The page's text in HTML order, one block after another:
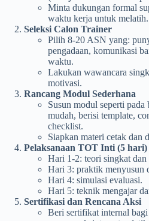
Minta dukungan formal
waktu kerja untuk melatih.
Seleksi Calon Trainer
Pilih 8-20 ASN yang:
pengadaan, komunikasi
waktu.
Lakukan wawancara
motivasi.
Rancang Modul Sederhana
Susun modul seperti pada
mudah, berisi template,
checklist.
Siapkan materi cetak dan
Pelaksanaan TOT Inti (5 hari)
Hari 1-2: teori singkat dan
Hari 3: praktik menyusun
Hari 4: simulasi evaluasi.
Hari 5: teknik mengajar
Sertifikasi dan Rencana Aksi
Beri sertifikat internal